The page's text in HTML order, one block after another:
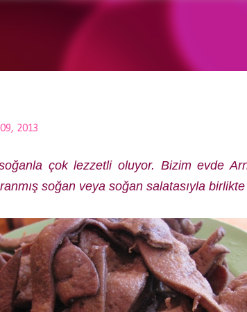
2013
çok lezzetli oluyor. Bizim evde
soğan veya soğan salatasıyla birlikte